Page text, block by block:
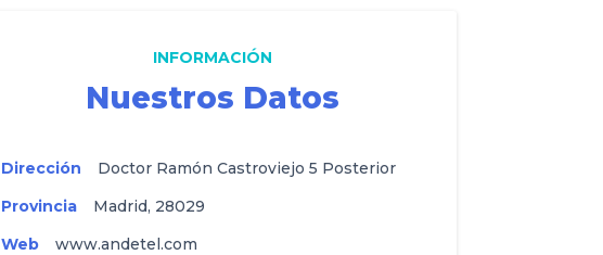
Nuestros Datos
INFORMACIÓN
Dirección
Doctor Ramón Castroviejo 5 Posterior
Provincia
Madrid, 28029
Web
www.andetel.com